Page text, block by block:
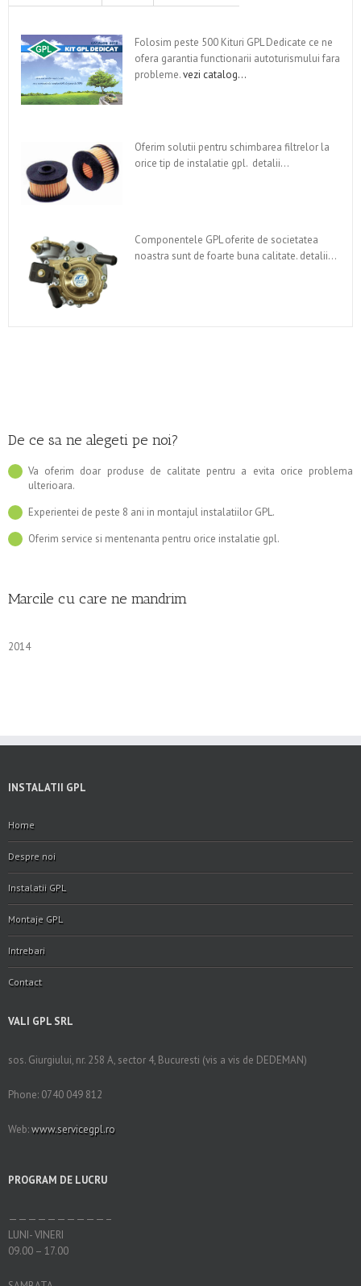
Folosim peste 500 Kituri GPL Dedicate ce ne
ofera garantia functionarii autoturismului fara
probleme.vezi catalog…
Oferim solutii pentru schimbarea filtrelor la
orice tip de instalatie gpl. detalii…
Componentele GPL oferite de societatea
noastra sunt de foarte buna calitate. detalii…
De ce sa ne alegeti pe noi?
Va oferim doar produse de calitate pentru a evita orice problema
ulterioara.
Experientei de peste 8 ani in montajul instalatiilor GPL.
Oferim service si mentenanta pentru orice instalatie gpl.
Marcile cu care ne mandrim
2014
INSTALATII GPL
Home
Despre noi
Instalatii GPL
Montaje GPL
Intrebari
Contact
VALI GPL SRL
sos. Giurgiului, nr. 258 A, sector 4, Bucuresti (vis a vis de DEDEMAN)
Phone: 0740 049 812
Web:www.servicegpl.ro
PROGRAM DE LUCRU
——————————–
LUNI- VINERI
09.00 – 17.00